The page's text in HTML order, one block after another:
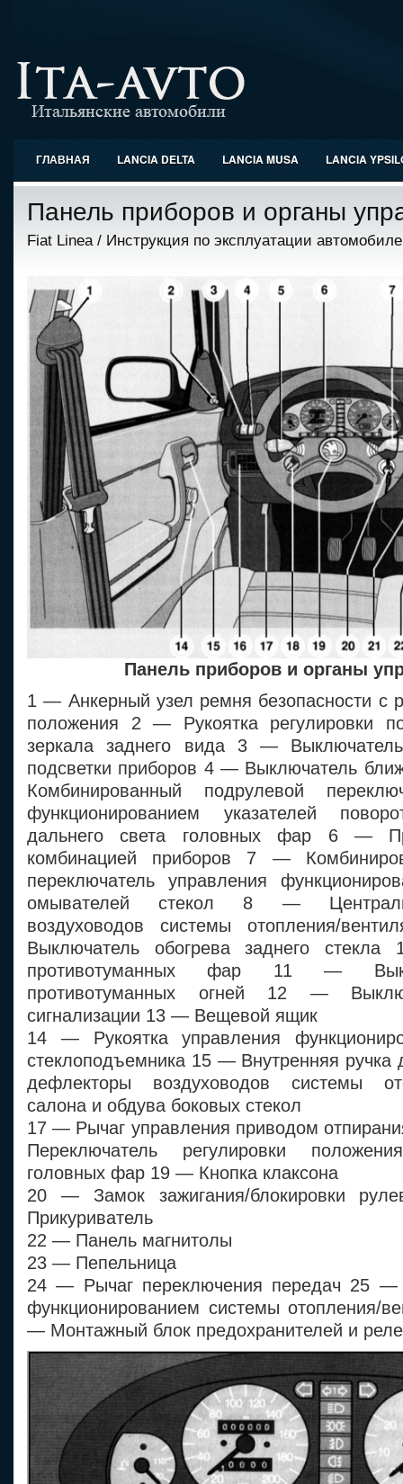
ГЛАВНАЯ LANCIA DELTA LANCIA MUSA LANCIA
Панель приборов и органы
Fiat Linea/ Инструкция по эксплуатации
Панель приборов и органы
1 — Анкерный узел ремня безопасности с
положения 2 — Рукоятка регулировки
зеркала заднего вида 3 — Выключатель
подсветки приборов 4 — Выключатель
Комбинированный подрулевой
функционированием указателей
дальнего света головных фар 6 —
комбинацией приборов 7 —
переключатель управления
омывателей стекол 8 —
воздуховодов системы отопления/
Выключатель обогрева заднего
противотуманных фар 11 —
противотуманных огней 12 —
сигнализации 13 — Вещевой ящик
14 — Рукоятка управления
стеклоподъемника 15 — Внутренняя
дефлекторы воздуховодов системы
салона и обдува боковых стекол
17 — Рычаг управления приводом
Переключатель регулировки
головных фар 19 — Кнопка клаксона
20 — Замок зажигания/блокировки
Прикуриватель
22 — Панель магнитолы
23 — Пепельница
24 — Рычаг переключения передач 25 —
функционированием системы отопления/
— Монтажный блок предохранителей и реле